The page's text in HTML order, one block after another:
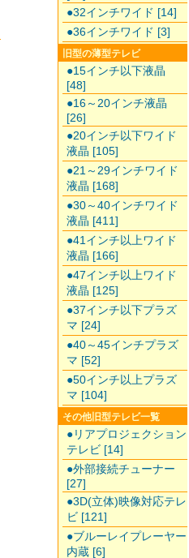
●32インチワイド [14]
●36インチワイド [3]
旧型の薄型テレビ
●15インチ以下液晶
[48]
●16～20インチ液晶
[26]
●20インチ以下ワイド
液晶 [105]
●21～29インチワイド
液晶 [168]
●30～40インチワイド
液晶 [411]
●41インチ以上ワイド
液晶 [166]
●47インチ以上ワイド
液晶 [125]
●37インチ以下プラズ
マ [24]
●40～45インチプラズ
マ [52]
●50インチ以上プラズ
マ [104]
その他旧型テレビ一覧
●リアプロジェクション
テレビ [14]
●外部接続チューナー
[27]
●3D(立体)映像対応テレ
ビ [121]
●ブルーレイプレーヤー
内蔵 [6]